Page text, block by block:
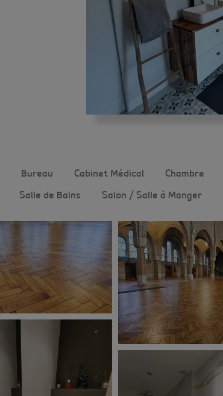
Bureau Cabinet Médical Chambre
Salle de Bains Salon / Salle à Manger